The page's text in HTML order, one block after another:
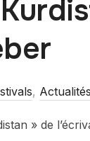
,
» de